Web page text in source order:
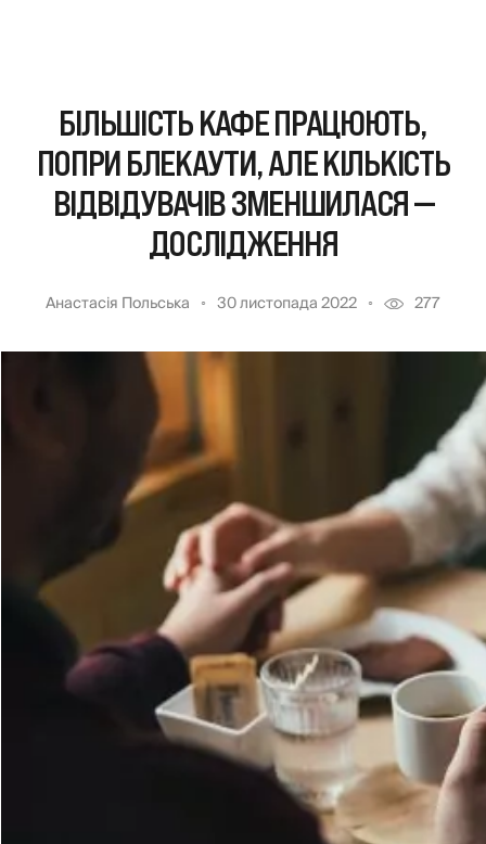
БІЛЬШІСТЬ КАФЕ ПРАЦЮЮТЬ,
ПОПРИ БЛЕКАУТИ, АЛЕ КІЛЬКІСТЬ
ВІДВІДУВАЧІВ ЗМЕНШИЛАСЯ —
ДОСЛІДЖЕННЯ
Анастасія Польська 30 листопада 2022 277